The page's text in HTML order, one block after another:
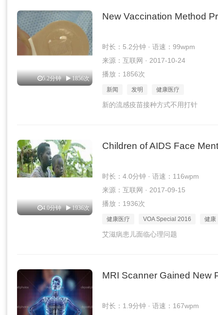
5.2分钟 1856次
New Vaccination Method
时长：5.2分钟 · 语速：99wpm
来源：互联网 · 2017-10-24
播放：1856次
新闻 发明 健康医疗
新的流感疫苗接种方式不用打针
4.0分钟 1936次
Children of AIDS Face
时长：4.0分钟 · 语速：116wpm
来源：互联网 · 2017-09-15
播放：1936次
健康医疗 VOA Special 2016 健康
艾滋病患儿面临心理问题
MRI Scanner Gained New
时长：1.9分钟 · 语速：167wpm